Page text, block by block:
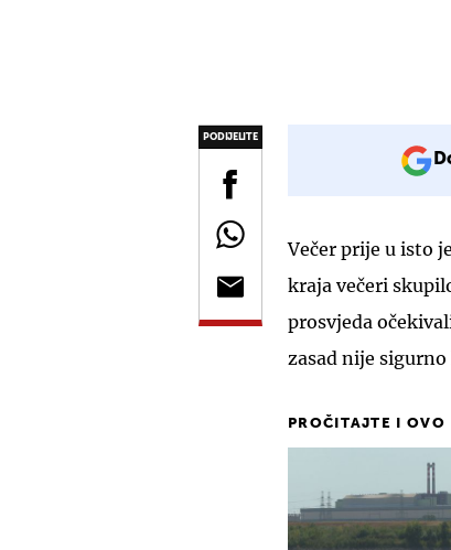
PODIJELITE
Večer prije u isto
kraja večeri
prosvjeda
zasad nije
PROČITAJTE I OVO